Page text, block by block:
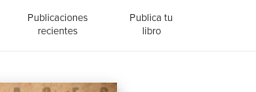
Publicaciones
recientes
Publica tu
libro